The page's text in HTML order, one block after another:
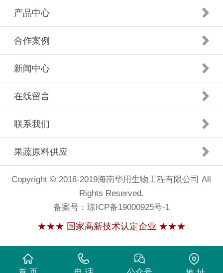
产品中心
合作案例
新闻中心
在线留言
联系我们
果蔬原料供应
Copyright © 2018-2019海南华用生物工程有限公司 All
Rights Reserved.
备案号： 琼ICP备19000925号-1
★★★ 国家高新技术认定企业 ★★★